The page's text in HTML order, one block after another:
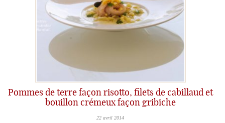
Pommes de terre façon risotto, filets de cabillaud et
bouillon crémeux façon gribiche
22 avril 2014